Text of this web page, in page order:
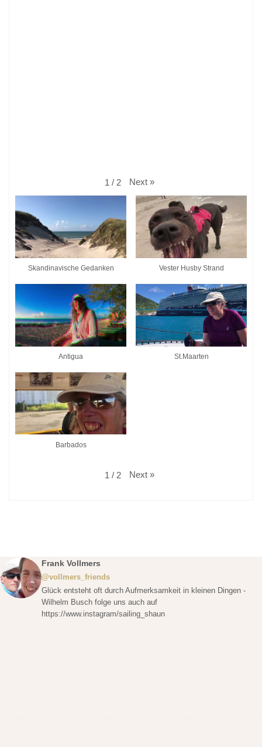
1 / 2 Next »
Skandinavische Gedanken Vester Husby Strand
Antigua St.Maarten
Barbados
1 / 2 Next »
Frank Vollmers
@vollmers_friends
Glück entsteht oft durch Aufmerksamkeit in kleinen Dingen -
Wilhelm Busch folge uns auch auf
https://www.instagram/sailing_shaun